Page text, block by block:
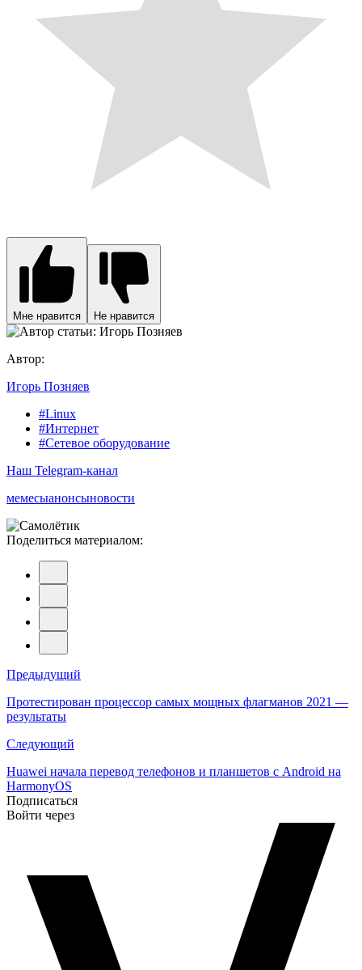
Мне нравится Не нравится
Автор:
Игорь Позняев
#Linux
#Интернет
#Сетевое оборудование
Наш Telegram-канал
мемесыанонсыновости
Поделиться материалом:
Навигация
по
записям
Предыдущий
Протестирован процессор самых мощных флагманов 2021 —
результаты
Следующий
Huawei начала перевод телефонов и планшетов с Android на
HarmonyOS
Подписаться
Войти через